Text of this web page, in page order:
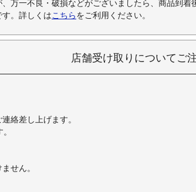
万一不良・破損などがございましたら、商品到
。詳しくはこちらをご利用ください。
店舗受け取りについてご
絡差し上げます。
せん。